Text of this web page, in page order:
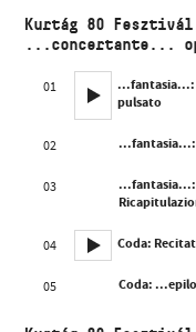
Kurtág 80
...concertante...
01
...fantasia...:
pulsato
02
03
...fantasia...:
04 Coda:
05 Coda: